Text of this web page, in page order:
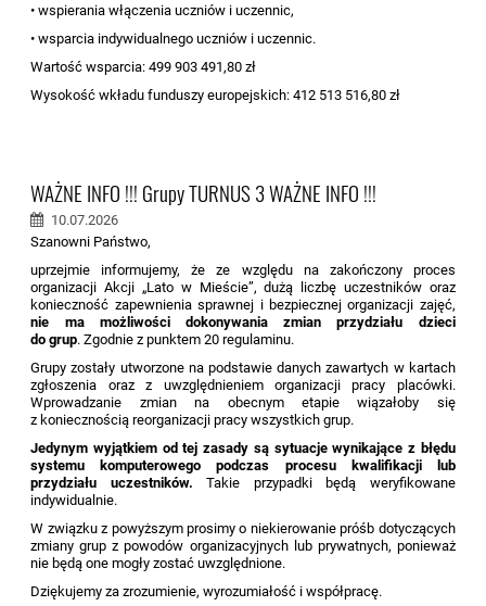
• wspierania włączenia uczniów i uczennic,
• wsparcia indywidualnego uczniów i uczennic.
Wartość wsparcia: 499 903 491,80 zł
Wysokość wkładu funduszy europejskich: 412 513 516,80 zł
WAŻNE INFO !!! Grupy TURNUS 3 WAŻNE INFO !!!
10.07.2026
Szanowni Państwo,
uprzejmie informujemy, że ze względu na zakończony proces
organizacji Akcji „Lato w Mieście”, dużą liczbę uczestników oraz
konieczność zapewnienia sprawnej i bezpiecznej organizacji zajęć,
nie ma możliwości dokonywania zmian przydziału dzieci
do grup. Zgodnie z punktem 20 regulaminu.
Grupy zostały utworzone na podstawie danych zawartych w kartach
zgłoszenia oraz z uwzględnieniem organizacji pracy placówki.
Wprowadzanie zmian na obecnym etapie wiązałoby się
z koniecznością reorganizacji pracy wszystkich grup.
Jedynym wyjątkiem od tej zasady są sytuacje wynikające z błędu
systemu komputerowego podczas procesu kwalifikacji lub
przydziału uczestników. Takie przypadki będą weryfikowane
indywidualnie.
W związku z powyższym prosimy o niekierowanie próśb dotyczących
zmiany grup z powodów organizacyjnych lub prywatnych, ponieważ
nie będą one mogły zostać uwzględnione.
Dziękujemy za zrozumienie, wyrozumiałość i współpracę.